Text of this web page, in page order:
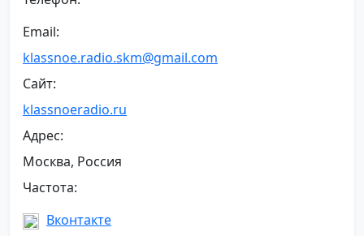
Email:
klassnoe.radio.skm@gmail.com
Сайт:
klassnoeradio.ru
Адрес:
Москва, Россия
Частота:
Вконтакте